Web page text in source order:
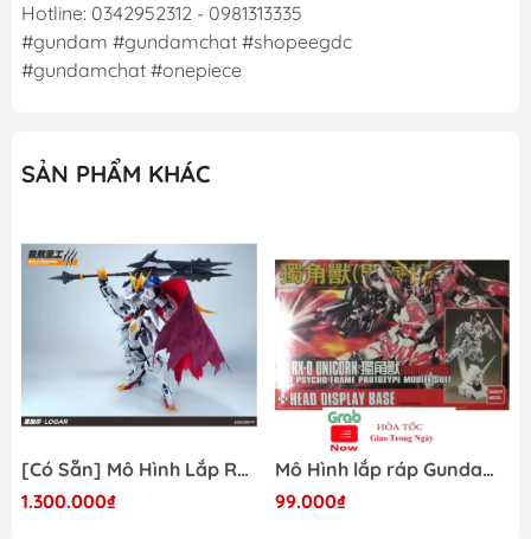
Hotline: 0342952312 - 0981313335
#gundam #gundamchat #shopeegdc
#gundamchat #onepiece
SẢN PHẨM KHÁC
[Có Sẵn] Mô Hình Lắp Ráp 1/60 Barbatos Logar Wolf Remains Meavy Industries
1.300.000₫
Mô Hình lắp ráp Gundam HG RX-0 Unicorn Gundam Destroy Mode 100 Daban
99.000₫